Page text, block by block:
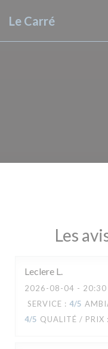
Le Carré
Les
Leclere L
2026-08-04 - 20:30
SERVICE : 4/5
4/5 QUALITÉ / PRIX :